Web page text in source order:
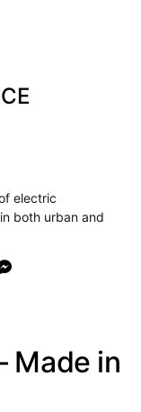
electric
both urban and
Made in